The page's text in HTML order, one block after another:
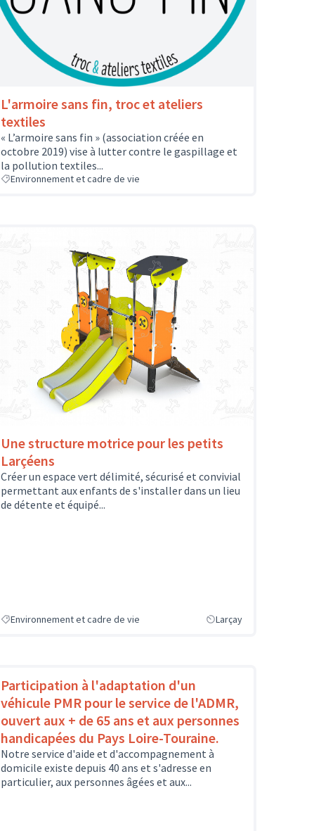
L'armoire sans fin, troc et ateliers
textiles
« L’armoire sans fin » (association créée en
octobre 2019) vise à lutter contre le gaspillage et
la pollution textiles...
Environnement et cadre de vie
Une structure motrice pour les petits
Larçéens
Créer un espace vert délimité, sécurisé et convivial
permettant aux enfants de s'installer dans un lieu
de détente et équipé...
Environnement et cadre de vie Larçay
Participation à l'adaptation d'un
véhicule PMR pour le service de l'ADMR,
ouvert aux + de 65 ans et aux personnes
handicapées du Pays Loire-Touraine.
Notre service d'aide et d'accompagnement à
domicile existe depuis 40 ans et s'adresse en
particulier, aux personnes âgées et aux...